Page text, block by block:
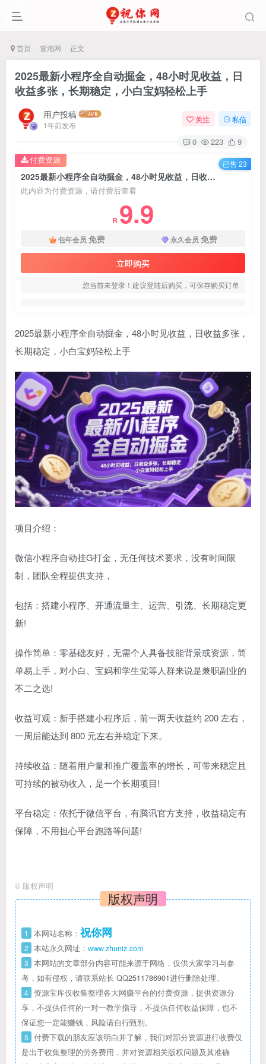
首页 冒泡网 正文
2025最新小程序全自动掘金，48小时见收益，日
收益多张，长期稳定，小白宝妈轻松上手
用户投稿
1年前发布
关注 私信
0 223 9
2025最新小程序全自动掘金，48小时见收益，日收益多张，长期稳定，小白宝妈轻松上手
此内容为付费资源，请付费后查看
R 9.9
包年会员 免费 永久会员 免费
立即购买
您当前未登录！建议登陆后购买，可保存购买订单
付费资源 已售 23
2025最新小程序全自动掘金，48小时见收益，日收益多张，
长期稳定，小白宝妈轻松上手
项目介绍：
微信小程序自动挂G打金，无任何技术要求，没有时间限
制，团队全程提供支持，
包括：搭建小程序、开通流量主、运营、 引流 、长期稳定更
新!
操作简单：零基础友好，无需个人具备技能背景或资源，简
单易上手，对小白、宝妈和学生党等人群来说是兼职副业的
不二之选!
收益可观：新手搭建小程序后，前一两天收益约 200 左右，
一周后能达到 800 元左右并稳定下来。
持续收益：随着用户量和推广覆盖率的增长，可带来稳定且
可持续的被动收入，是一个长期项目!
平台稳定：依托于微信平台，有腾讯官方支持，收益稳定有
保障，不用担心平台跑路等问题!
© 版权声明
版权声明
1 本网站名称： 祝你网
2 本站永久网址： www.zhuniz.com
3 本网站的文章部分内容可能来源于网络，仅供大家学习与参
考，如有侵权，请联系站长 QQ2511786901进行删除处理。
4 资源宝库仅收集整理各大网赚平台的付费资源，提供资源分
享，不提供任何的一对一教学指导，不提供任何收益保障，也不
保证您一定能赚钱，风险请自行甄别。
5 付费下载的朋友应该明白并了解，我们对部分资源进行收费仅
是出于收集整理的劳务费用，并对资源相关版权问题及其准确